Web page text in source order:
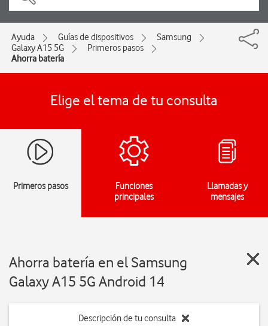
Ayuda Guías de dispositivos
Samsung
Galaxy A15 5G
Primeros pasos
Ahorra batería
Elige el tema de tu consulta
Primeros pasos
Funciones
principales
Llamadas y
mensajes
Ahorra batería en el Samsung
Galaxy A15 5G Android 14
Descripción de tu consulta